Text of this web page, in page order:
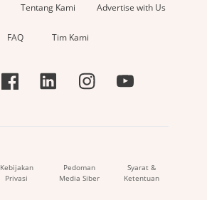
Tentang Kami Advertise with Us
FAQ Tim Kami
Kebijakan
Privasi
Pedoman
Media Siber
Syarat &
Ketentuan